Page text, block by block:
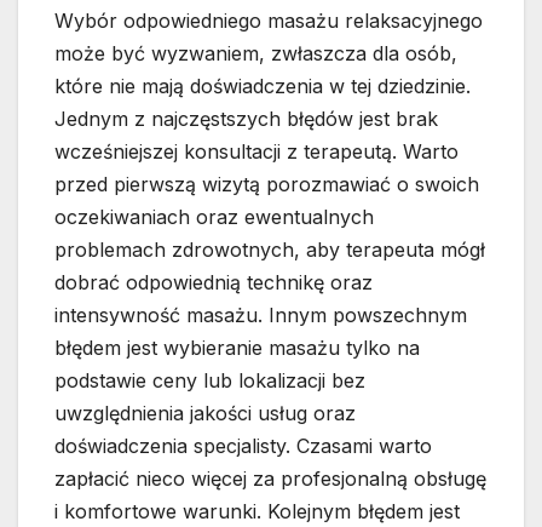
Wybór odpowiedniego masażu relaksacyjnego
może być wyzwaniem, zwłaszcza dla osób,
które nie mają doświadczenia w tej dziedzinie.
Jednym z najczęstszych błędów jest brak
wcześniejszej konsultacji z terapeutą. Warto
przed pierwszą wizytą porozmawiać o swoich
oczekiwaniach oraz ewentualnych
problemach zdrowotnych, aby terapeuta mógł
dobrać odpowiednią technikę oraz
intensywność masażu. Innym powszechnym
błędem jest wybieranie masażu tylko na
podstawie ceny lub lokalizacji bez
uwzględnienia jakości usług oraz
doświadczenia specjalisty. Czasami warto
zapłacić nieco więcej za profesjonalną obsługę
i komfortowe warunki. Kolejnym błędem jest